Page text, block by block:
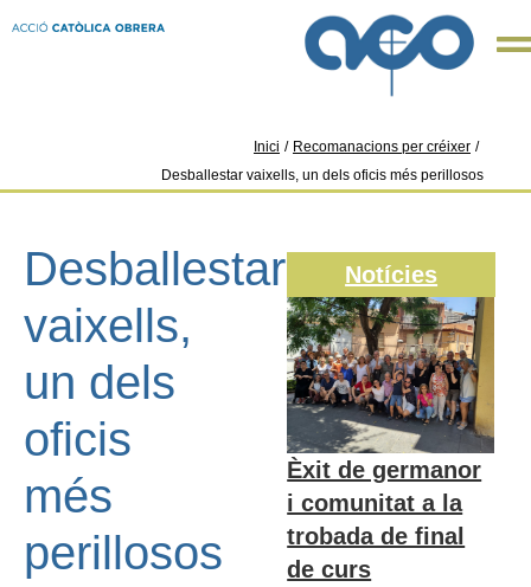
Inici / Recomanacions per créixer /
Desballestar vaixells, un dels oficis més perillosos
Desballestar
vaixells,
un dels
oficis
més
perillosos
Notícies
Èxit de germanor
i comunitat a la
trobada de final
de curs